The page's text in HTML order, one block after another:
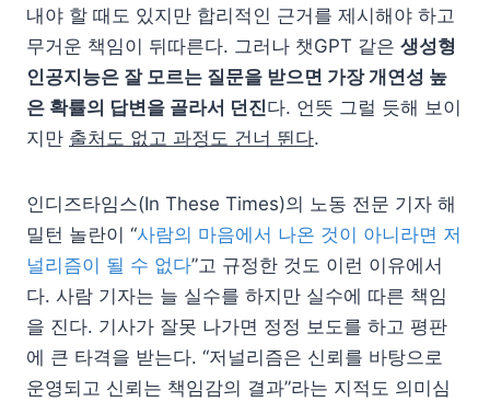
내야 할 때도 있지만 합리적인 근거를 제시해야 하고
무거운 책임이 뒤따른다. 그러나 챗GPT 같은 생성형
인공지능은 잘 모르는 질문을 받으면 가장 개연성 높
은 확률의 답변을 골라서 던진다. 언뜻 그럴 듯해 보이
지만 출처도 없고 과정도 건너 뛴다.
인디즈타임스(In These Times)의 노동 전문 기자 해
밀턴 놀란이 “사람의 마음에서 나온 것이 아니라면 저
널리즘이 될 수 없다”고 규정한 것도 이런 이유에서
다. 사람 기자는 늘 실수를 하지만 실수에 따른 책임
을 진다. 기사가 잘못 나가면 정정 보도를 하고 평판
에 큰 타격을 받는다. “저널리즘은 신뢰를 바탕으로
운영되고 신뢰는 책임감의 결과”라는 지적도 의미심